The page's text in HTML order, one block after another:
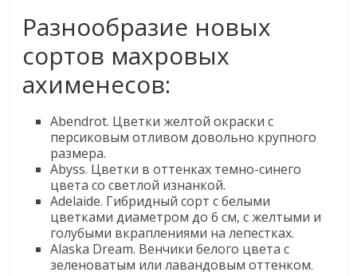
Разнообразие новых
сортов махровых
ахименесов:
Abendrot. Цветки желтой окраски с
персиковым отливом довольно крупного
размера.
Abyss. Цветки в оттенках темно-синего
цвета со светлой изнанкой.
Adelaide. Гибридный сорт с белыми
цветками диаметром до 6 см, с желтыми и
голубыми вкраплениями на лепестках.
Alaska Dream. Венчики белого цвета с
зеленоватым или лавандовым оттенком.